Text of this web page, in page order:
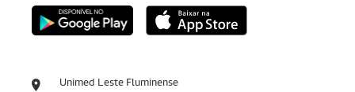
Unimed Leste Fluminense